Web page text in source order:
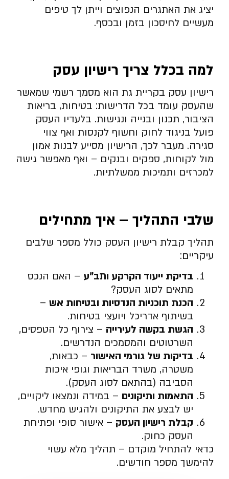
יציג את האתגרים הנפוצים וייתן לך טיפים
מעשיים לחיסכון בזמן ובכסף.
למה בכלל צריך רישיון עסק
רישיון עסק בקריית גת הוא מסמך רשמי שמאשר
שהעסק עומד בכל הדרישות: בטיחות, בריאות
הציבור, תכנון ובנייה ונגישות. בלעדיו העסק
פועל בניגוד לחוק וחשוף לקנסות ואף צווי
סגירה. מעבר לכך, הרישיון מסייע לבנות אמון
מול לקוחות, ספקים ובנקים – ואף מאפשר גישה
למכרזים ותמיכות ממשלתיות.
שלבי התהליך – איך מתחילים
תהליך קבלת רישיון העסק כולל מספר שלבים
עיקריים:
בדיקת ייעוד הקרקע ותב”ע – האם הנכס
מתאים לסוג העסק?
הכנת תוכניות הנדסיות ובטיחות אש –
בשיתוף אדריכל ויועצי בטיחות.
הגשת בקשה לעירייה – צירוף כל הטפסים,
השרטוטים והמסמכים הנדרשים.
בדיקות של גורמי האישור – כבאות,
משטרה, משרד הבריאות וגופי איכות
הסביבה (בהתאם לסוג העסק).
התאמות ותיקונים – במידה ונמצאו ליקויים,
יש לבצע את התיקונים ולהגיש מחדש.
קבלת רישיון העסק – אישור סופי ופתיחת
העסק כחוק.
כדאי להתחיל מוקדם – תהליך מלא עשוי
להימשך מספר חודשים.